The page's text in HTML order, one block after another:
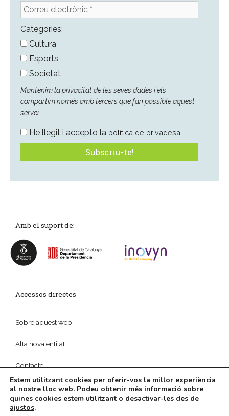
Correu
electrònic
*Categories:
Cultura
Esports
Societat
Mantenim la privacitat de les seves dades i els
compartim només amb tercers que fan possible aquest
servei.
He llegit i accepto la política de privadesa
Amb el suport de:
Accessos directes
Sobre aquest web
Alta nova entitat
Contacte
© 2026
Estem utilitzant cookies per oferir-vos la millor experiència
al nostre lloc web. Podeu obtenir més informació sobre
quines cookies estem utilitzant o desactivar-les des de
ajustos.